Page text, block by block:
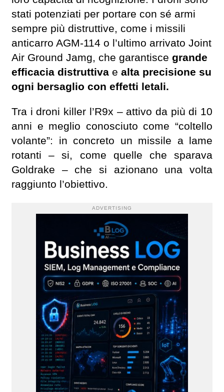
stati potenziati per portare con sé armi
sempre più distruttive, come i missili
anticarro AGM-114 o l’ultimo arrivato Joint
Air Ground Jamg, che garantisce grande
efficacia distruttiva e alta precisione su
ogni bersaglio con effetti letali.
Tra i droni killer l’R9x – attivo da più di 10
anni e meglio conosciuto come “coltello
volante”: in concreto un missile a lame
rotanti – si, come quelle che sparava
Goldrake – che si azionano una volta
raggiunto l’obiettivo.
ADVERTISING